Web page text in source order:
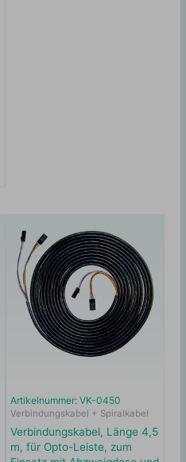
Artikelnummer: VK-0450
Verbindungskabel + Spiralkabel
Verbindungskabel, Länge 4,5
m, für Opto-Leiste, zum